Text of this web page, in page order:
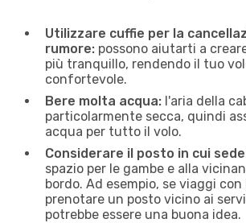
Utilizzare cuffie per la
rumore: possono aiutarti a
più tranquillo, rendendo il tuo
confortevole.
Bere molta acqua: l'aria della
particolarmente secca, quindi
acqua per tutto il volo.
Considerare il posto in cui
spazio per le gambe e alla
bordo. Ad esempio, se viaggi con
prenotare un posto vicino ai
potrebbe essere una buona idea.